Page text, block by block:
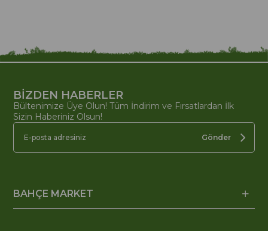
BİZDEN HABERLER
Bültenimize Üye Olun! Tüm İndirim ve Fırsatlardan İlk
Sizin Haberiniz Olsun!
Gönder
BAHÇE MARKET